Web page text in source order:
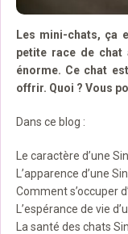
Les mini-chats, ça
petite race de chat
énorme. Ce chat
offrir. Quoi ? Vous
Dans ce blog :
Le caractère d’une
L’apparence d’une
Comment s’occuper
L’espérance de vie
La santé des chats